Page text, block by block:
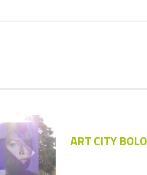
ART CITY